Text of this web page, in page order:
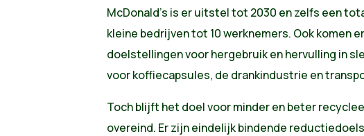
McDonald's is er uitstel tot 2030 en zelfs een
kleine bedrijven tot 10 werknemers. Ook komen
doelstellingen voor hergebruik en hervulling in
voor koffiecapsules, de drankindustrie en
Toch blijft het doel voor minder en beter
overeind. Er zijn eindelijk bindende